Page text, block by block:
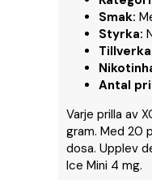
Smak:
Styrka:
Antal
Varje prilla av
gram. Med 20
dosa. Upplev
Ice Mini 4 mg.